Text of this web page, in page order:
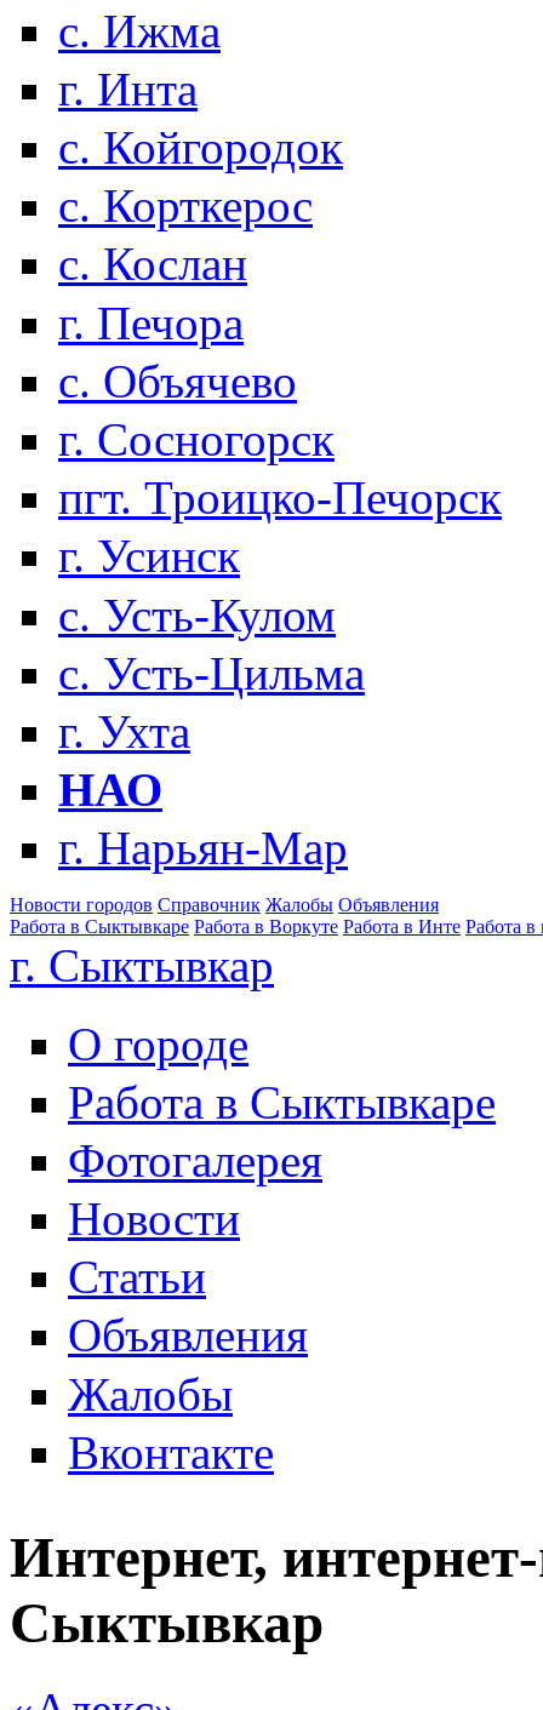
с. Ижма
г. Инта
с. Койгородок
с. Корткерос
с. Кослан
г. Печора
с. Объячево
г. Сосногорск
пгт. Троицко-Печорск
г. Усинск
с. Усть-Кулом
с. Усть-Цильма
г. Ухта
НАО
г. Нарьян-Мар
Новости городов Справочник Жалобы Объявления
Работа в Сыктывкаре Работа в Воркуте Работа в Инте Работа в
г. Сыктывкар
О городе
Работа в Сыктывкаре
Фотогалерея
Новости
Статьи
Объявления
Жалобы
Вконтакте
Интернет,
Сыктывкар